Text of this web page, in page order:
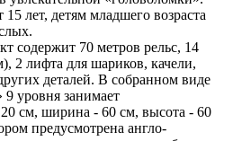
лет, детям младшего возраста
содержит 70 метров рельс, 14
2 лифта для шариков, качели,
деталей. В собранном виде
9 уровня занимает
см, ширина - 60 см, высота - 60
предусмотрена англо-